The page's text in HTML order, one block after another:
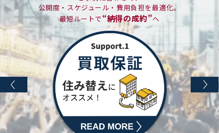
富岡エリア サンコーポ浦安 102
今川エリア 今川団地 118
公開度・スケジュール・費用負担を最適化。
最短ルートで“納得の成約”へ